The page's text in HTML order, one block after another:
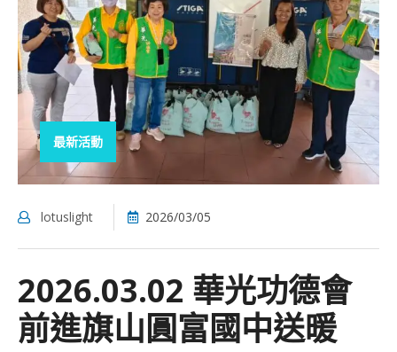
最新活動
lotuslight 2026/03/05
2026.03.02 華光功德會
前進旗山圓富國中送暖